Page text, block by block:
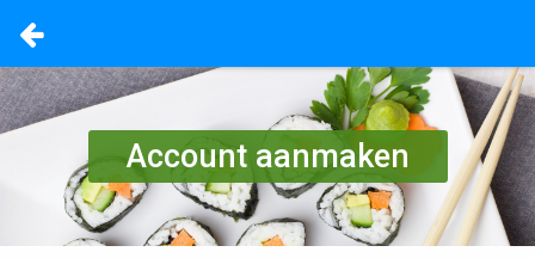
Account aanmaken